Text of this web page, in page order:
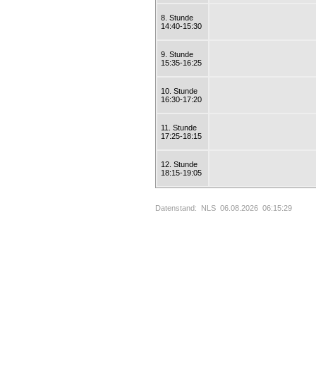
8. Stunde
14:40-15:30
9. Stunde
15:35-16:25
10. Stunde
16:30-17:20
11. Stunde
17:25-18:15
12. Stunde
18:15-19:05
Datenstand: NLS 06.08.2026 06:15:29